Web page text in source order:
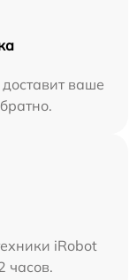
ваше
iRobot
часов.